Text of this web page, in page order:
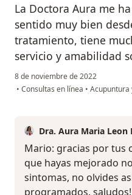
La Doctora Aura me
sentido muy bien
tratamiento, tiene
servicio y amabilidad
8 de noviembre de 2022
• Consultas en línea • Acupuntura
Dra. Aura Maria Leon
Mario: gracias por tus
que hayas mejorado
sintomas, no olvides
programados. saludos!